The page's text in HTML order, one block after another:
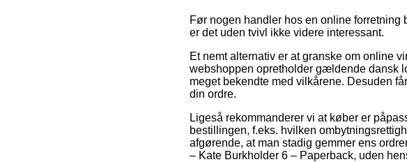
Før nogen handler hos en online
er det uden tvivl ikke videre interessant.
Et nemt alternativ er at granske om online
webshoppen opretholder gældende dansk
meget bekendte med vilkårene. Desuden
din ordre.
Ligeså rekommanderer vi at køber er
bestillingen, f.eks. hvilken
afgørende, at man stadig gemmer ens
– Kate Burkholder 6 – Paperback, uden